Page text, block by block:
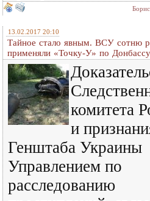
13.02.2017 20:10
Тайное стало явным. ВСУ сотню
применяли «Точку-У» по Донбассу
комитета
и
Генштаба Украины
Управлением по
расследованию